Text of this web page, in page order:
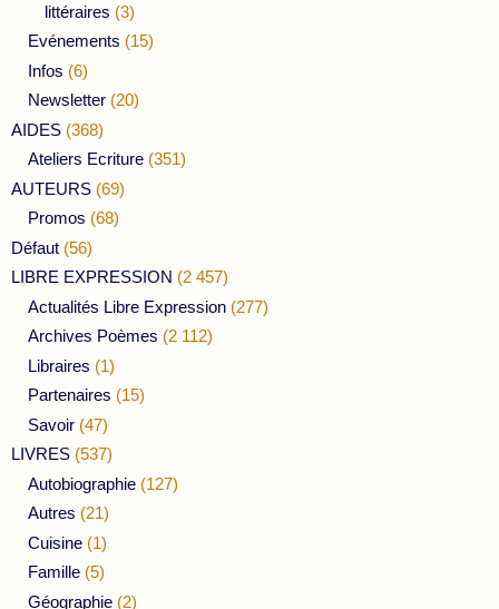
littéraires (3)
Evénements (15)
Infos (6)
Newsletter (20)
AIDES (368)
Ateliers Ecriture (351)
AUTEURS (69)
Promos (68)
Défaut (56)
LIBRE EXPRESSION (2 457)
Actualités Libre Expression (277)
Archives Poèmes (2 112)
Libraires (1)
Partenaires (15)
Savoir (47)
LIVRES (537)
Autobiographie (127)
Autres (21)
Cuisine (1)
Famille (5)
Géographie (2)